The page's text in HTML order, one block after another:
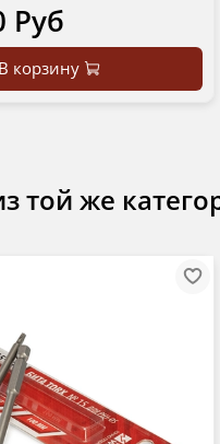
Руб
В корзину
той же